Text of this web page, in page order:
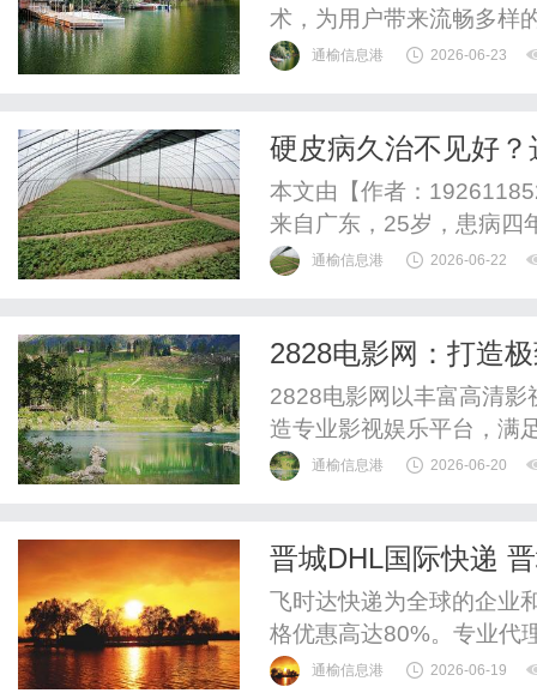
术，为用户带来流畅多样
通榆信息港 2026-06-23
硬皮病久治不见好
本文由【作者：
来自广东，25岁，患病四
雷诺症状频繁发作；双手
便费力；经过医院全面检
通榆信息港 2026-06-22
2828电影网：打造
2828电影网以丰富高清
造专业影视娱乐平台，满
台。通榆信息港 2026-06-20
晋城DHL国际快递
飞时达快递为全球的企业
格优惠高达80%。专业代
递、UPS国际快递、
通榆信息港 2026-06-19